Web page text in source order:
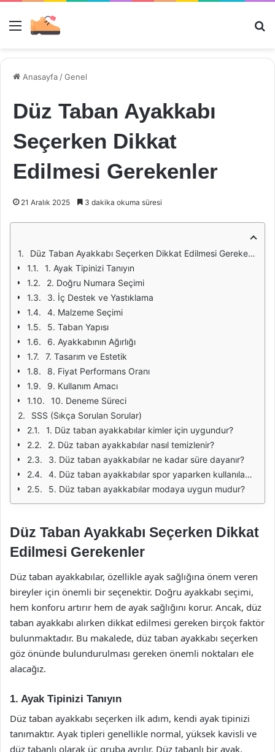
Menü
Anasayfa /Genel
Düz Taban Ayakkabı
Seçerken Dikkat
Edilmesi Gerekenler
21 Aralık 2025 3 dakika okuma süresi
Düz Taban Ayakkabı Seçerken Dikkat Edilmesi Gerekenler
1. Ayak Tipinizi Tanıyın
2. Doğru Numara Seçimi
3. İç Destek ve Yastıklama
4. Malzeme Seçimi
5. Taban Yapısı
6. Ayakkabının Ağırlığı
7. Tasarım ve Estetik
8. Fiyat Performans Oranı
9. Kullanım Amacı
10. Deneme Süreci
SSS (Sıkça Sorulan Sorular)
1. Düz taban ayakkabılar kimler için uygundur?
2. Düz taban ayakkabılar nasıl temizlenir?
3. Düz taban ayakkabılar ne kadar süre dayanır?
4. Düz taban ayakkabılar spor yaparken kullanılabilir mi?
5. Düz taban ayakkabılar modaya uygun mudur?
Düz Taban Ayakkabı Seçerken Dikkat
Edilmesi Gerekenler
Düz taban ayakkabılar, özellikle ayak sağlığına önem veren
bireyler için önemli bir seçenektir. Doğru ayakkabı seçimi,
hem konforu artırır hem de ayak sağlığını korur. Ancak, düz
taban ayakkabı alırken dikkat edilmesi gereken birçok faktör
bulunmaktadır. Bu makalede, düz taban ayakkabı seçerken
göz önünde bulundurulması gereken önemli noktaları ele
alacağız.
1. Ayak Tipinizi Tanıyın
Düz taban ayakkabı seçerken ilk adım, kendi ayak tipinizi
tanımaktır. Ayak tipleri genellikle normal, yüksek kavisli ve
düz tabanlı olarak üç gruba ayrılır. Düz tabanlı bir ayak,